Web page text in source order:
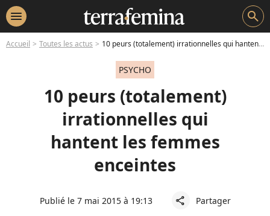
menu search
Accueil Toutes les actus 10 peurs (totalement) irrationnelles qui hantent les femmes enceintes
PSYCHO
10 peurs (totalement)
irrationnelles qui
hantent les femmes
enceintes
Publié le 7 mai 2015 à 19:13 share Partager